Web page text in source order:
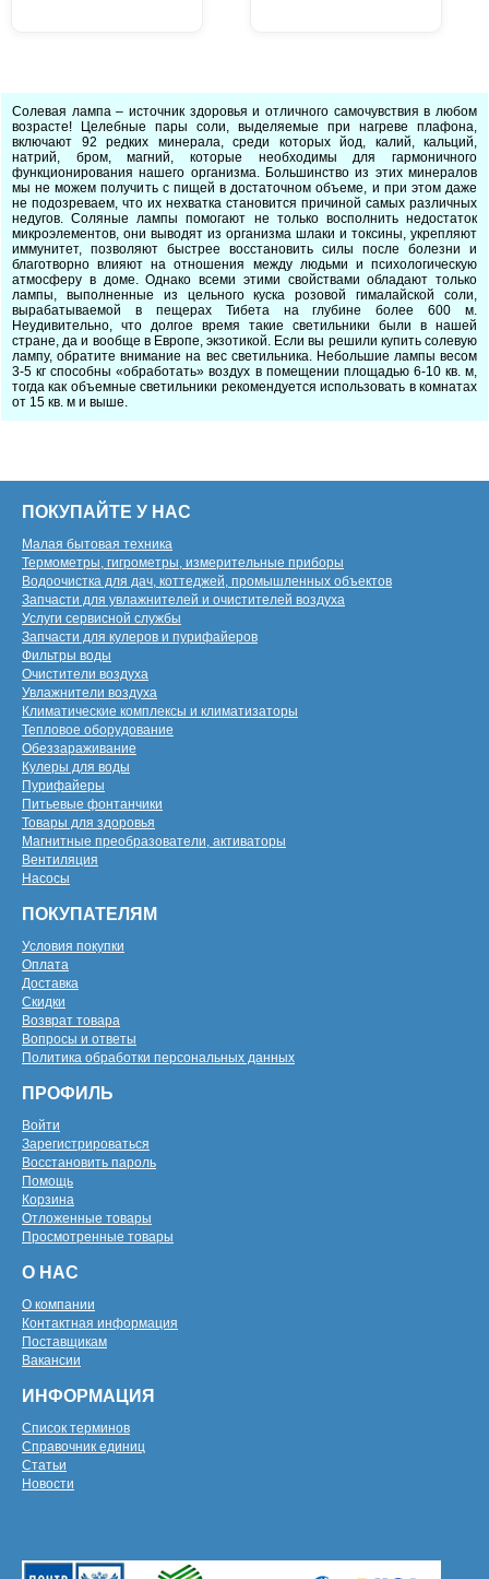
Солевая лампа – источник здоровья и отличного самочувствия в любом
возрасте! Целебные пары соли, выделяемые при нагреве плафона,
включают 92 редких минерала, среди которых йод, калий, кальций,
натрий, бром, магний, которые необходимы для гармоничного
функционирования нашего организма. Большинство из этих минералов
мы не можем получить с пищей в достаточном объеме, и при этом даже
не подозреваем, что их нехватка становится причиной самых различных
недугов. Соляные лампы помогают не только восполнить недостаток
микроэлементов, они выводят из организма шлаки и токсины, укрепляют
иммунитет, позволяют быстрее восстановить силы после болезни и
благотворно влияют на отношения между людьми и психологическую
атмосферу в доме. Однако всеми этими свойствами обладают только
лампы, выполненные из цельного куска розовой гималайской соли,
вырабатываемой в пещерах Тибета на глубине более 600 м.
Неудивительно, что долгое время такие светильники были в нашей
стране, да и вообще в Европе, экзотикой. Если вы решили купить солевую
лампу, обратите внимание на вес светильника. Небольшие лампы весом
3-5 кг способны «обработать» воздух в помещении площадью 6-10 кв. м,
тогда как объемные светильники рекомендуется использовать в комнатах
от 15 кв. м и выше.
ПОКУПАЙТЕ У НАС
Малая бытовая техника
Термометры, гигрометры, измерительные приборы
Водоочистка для дач, коттеджей, промышленных объектов
Запчасти для увлажнителей и очистителей воздуха
Услуги сервисной службы
Запчасти для кулеров и пурифайеров
Фильтры воды
Очистители воздуха
Увлажнители воздуха
Климатические комплексы и климатизаторы
Тепловое оборудование
Обеззараживание
Кулеры для воды
Пурифайеры
Питьевые фонтанчики
Товары для здоровья
Магнитные преобразователи, активаторы
Вентиляция
Насосы
ПОКУПАТЕЛЯМ
Условия покупки
Оплата
Доставка
Скидки
Возврат товара
Вопросы и ответы
Политика обработки персональных данных
ПРОФИЛЬ
Войти
Зарегистрироваться
Восстановить пароль
Помощь
Корзина
Отложенные товары
Просмотренные товары
О НАС
О компании
Контактная информация
Поставщикам
Вакансии
ИНФОРМАЦИЯ
Список терминов
Справочник единиц
Статьи
Новости